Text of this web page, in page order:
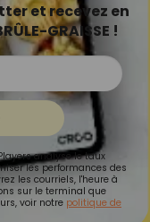
et recevez en
GRAISSE !
analyse le taux
les performances des
les courriels, l'heure à
sur le terminal que
voir notre politique de